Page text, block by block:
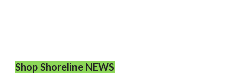
Shop Shoreline NEWS